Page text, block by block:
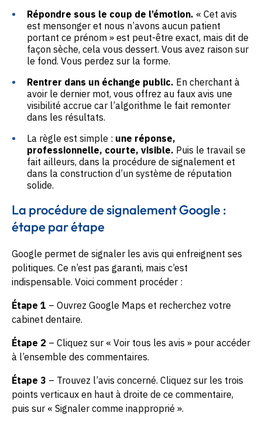
Répondre sous le coup de l’émotion. « Cet avis
est mensonger et nous n’avons aucun patient
portant ce prénom » est peut-être exact, mais dit de
façon sèche, cela vous dessert. Vous avez raison sur
le fond. Vous perdez sur la forme.
Rentrer dans un échange public. En cherchant à
avoir le dernier mot, vous offrez au faux avis une
visibilité accrue car l’algorithme le fait remonter
dans les résultats.
La règle est simple : une réponse,
professionnelle, courte, visible. Puis le travail se
fait ailleurs, dans la procédure de signalement et
dans la construction d’un système de réputation
solide.
La procédure de signalement Google :
étape par étape
Google permet de signaler les avis qui enfreignent ses
politiques. Ce n’est pas garanti, mais c’est
indispensable. Voici comment procéder :
Étape 1 – Ouvrez Google Maps et recherchez votre
cabinet dentaire.
Étape 2 – Cliquez sur « Voir tous les avis » pour accéder
à l’ensemble des commentaires.
Étape 3 – Trouvez l’avis concerné. Cliquez sur les trois
points verticaux en haut à droite de ce commentaire,
puis sur « Signaler comme inapproprié ».